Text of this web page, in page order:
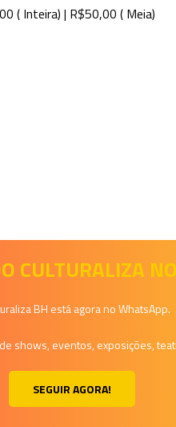
| R$50,00 ( Meia)
CULTURALIZA
BH está agora no WhatsApp.
shows, eventos, exposições,
SEGUIR AGORA!